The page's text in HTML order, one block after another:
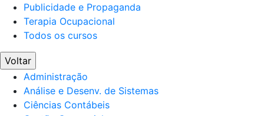
Publicidade e Propaganda
Terapia Ocupacional
Todos os cursos
Voltar
Administração
Análise e Desenv. de Sistemas
Ciências Contábeis